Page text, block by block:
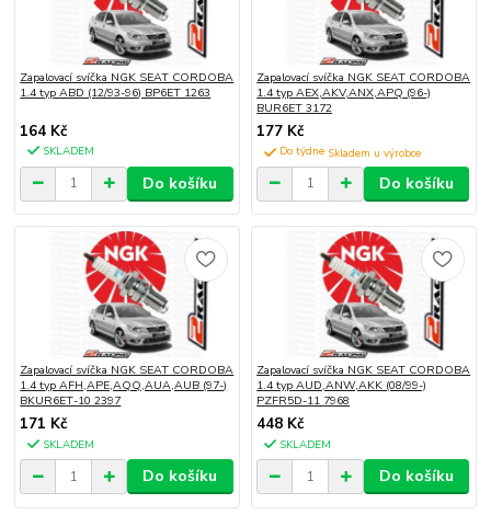
Zapalovací svíčka NGK SEAT CORDOBA
1.4 typ ABD (12/93-96) BP6ET 1263
164 Kč
SKLADEM
Do košíku
Zapalovací svíčka NGK SEAT CORDOBA
1.4 typ AEX,AKV,ANX,APQ (96-)
BUR6ET 3172
177 Kč
Do týdne
Do košíku
Zapalovací svíčka NGK SEAT CORDOBA
1.4 typ AFH,APE,AQQ,AUA,AUB (97-)
BKUR6ET-10 2397
171 Kč
SKLADEM
Do košíku
Zapalovací svíčka NGK SEAT CORDOBA
1.4 typ AUD,ANW,AKK (08/99-)
PZFR5D-11 7968
448 Kč
SKLADEM
Do košíku